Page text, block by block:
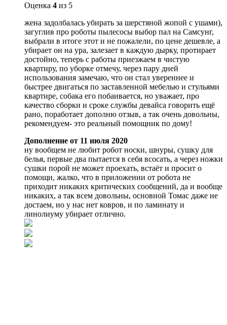
Оценка 4 из 5
жена задолбалась убирать за шерстяной жопой с ушами),
загуглив про роботы пылесосы выбор пал на Самсунг,
выбрали в итоге этот и не пожалели, по цене дешевле, а
убирает он на ура, залезает в каждую дырку, протирает
достойно, теперь с работы приезжаем в чистую
квартиру, по уборке отмечу, через пару дней
использования замечаю, что он стал увереннее и
быстрее двигаться по заставленной мебелью и стульями
квартире, собака его побаивается, но уважает, про
качество сборки и сроке службы девайса говорить ещё
рано, поработает дополню отзыв, а так очень довольны,
рекомендуем- это реальный помощник по дому!
Дополнение от 11 июля 2020
ну вообщем не любит робот носки, шнуры, сушку для
белья, первые два пытается в себя всосать, а через ножки
сушки порой не может проехать, встаёт и просит о
помощи, жалко, что в приложении от робота не
приходит никаких критических сообщений, да и вообще
никаких, а так всем довольны, основной Томас даже не
достаем, но у нас нет ковров, и по ламинату и
линолиуму убирает отлично.